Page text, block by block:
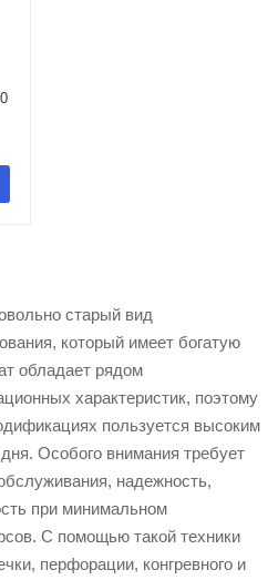
старый вид
который имеет богатую
обладает рядом
характеристик, поэтому
пользуется высоким
Особого внимания требует
надежность,
при минимальном
С помощью такой техники
перфорации, конгревного и